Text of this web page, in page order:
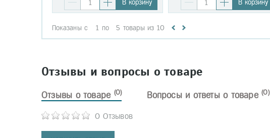
В корзину В корзину
Показаны с 1 по 5 товары из 10
Отзывы и вопросы о товаре
Отзывы о товаре (0)
0 Отзывов
Вопросы и ответы о товаре(0)